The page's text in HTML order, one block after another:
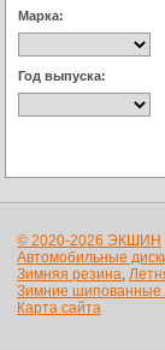
Марка:
Год выпуска:
© 2020-2026 ЭКШИН
Автомобильные
Зимняя резина,
Зимние
Карта сайта